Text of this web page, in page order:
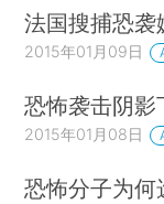
法国搜捕恐
2015年01月09日
恐怖袭击阴影
2015年01月08日
恐怖分子为何